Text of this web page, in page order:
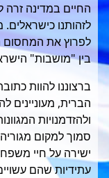
החיים במדינה זרה
לזהותנו כישראלים.
לפרוץ את המחסום
בין "מושבות"
ברצוננו להוות
הברית, מעוניינים
ולהזדמנויות
סמוך למקום
ישירה על חיי
עתידיות שהם